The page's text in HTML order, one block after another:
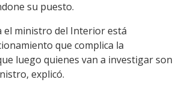
su puesto.
el ministro del Interior está
que complica la
luego quienes van a investigar son
explicó.